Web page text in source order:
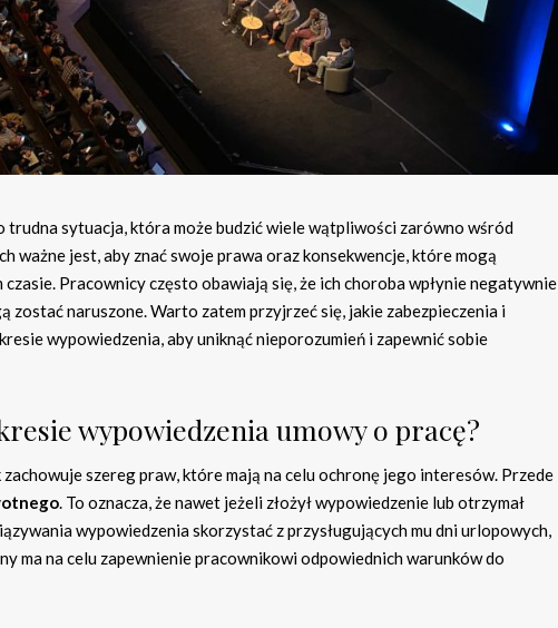
sytuacja, która może budzić wiele wątpliwości zarówno wśród
ważne jest, aby znać swoje prawa oraz konsekwencje, które mogą
Pracownicy często obawiają się, że ich choroba wpłynie negatywnie
zostać naruszone. Warto zatem przyjrzeć się, jakie zabezpieczenia i
wypowiedzenia, aby uniknąć nieporozumień i zapewnić sobie
wypowiedzenia umowy o pracę?
szereg praw, które mają na celu ochronę jego interesów. Przede
. To oznacza, że nawet jeżeli złożył wypowiedzenie lub otrzymał
wypowiedzenia skorzystać z przysługujących mu dni urlopowych,
ma na celu zapewnienie pracownikowi odpowiednich warunków do